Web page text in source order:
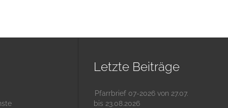
Letzte Beiträge
Pfarrbrief 07-2026 von 27.07.
bis 23.08.2026